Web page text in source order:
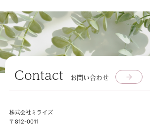
Contact お問い合わせ
株式会社ミライズ
〒812-0011